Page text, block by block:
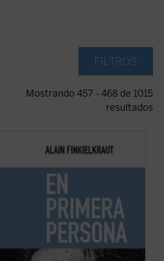
FILTROS
Mostrando 457 - 468 de 1015
resultados
parece que ha llegado el momento de
a trazar mi itinerario sin evasivas
lo que a mí respecta no se trata en
alguno de rebajar el ...(ver ficha)